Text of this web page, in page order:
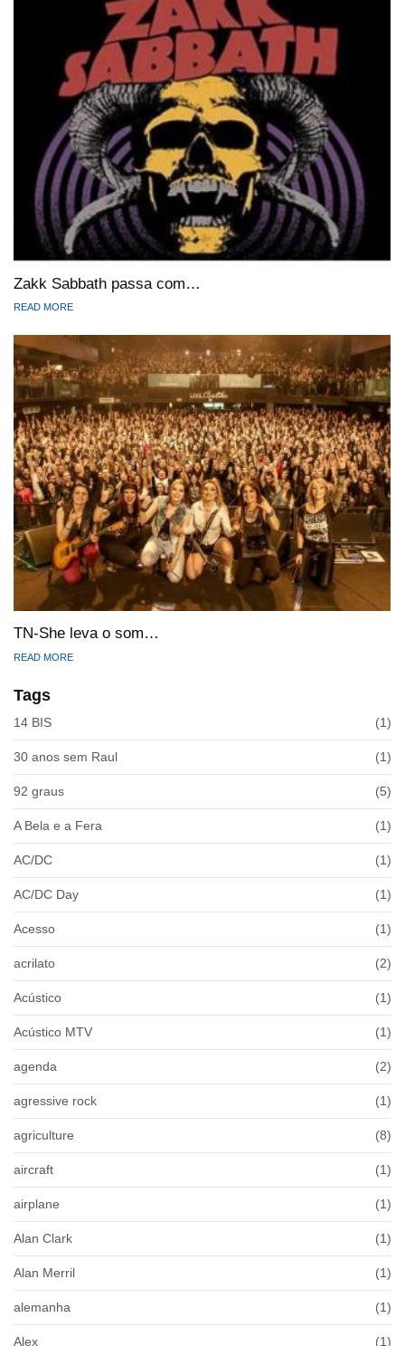
Zakk Sabbath passa com…
READ MORE
TN-She leva o som…
READ MORE
Tags
14 BIS (1)
30 anos sem Raul (1)
92 graus (5)
A Bela e a Fera (1)
AC/DC (1)
AC/DC Day (1)
Acesso (1)
acrilato (2)
Acústico (1)
Acústico MTV (1)
agenda (2)
agressive rock (1)
agriculture (8)
aircraft (1)
airplane (1)
Alan Clark (1)
Alan Merril (1)
alemanha (1)
Alex (1)